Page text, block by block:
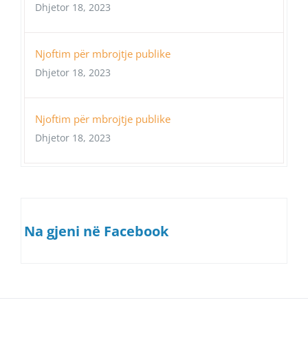
Dhjetor 18, 2023
Njoftim për mbrojtje publike
Dhjetor 18, 2023
Njoftim për mbrojtje publike
Dhjetor 18, 2023
Na gjeni në Facebook